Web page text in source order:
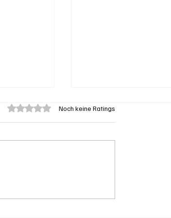
Mit 0 von 5 Sternen bewertet.
Noch keine Ratings